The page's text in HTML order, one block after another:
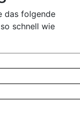
das folgende
schnell wie